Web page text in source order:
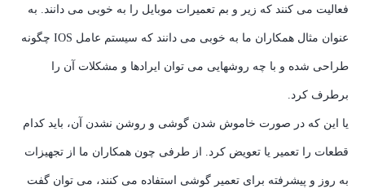
فعالیت می کنند که زیر و بم تعمیرات موبایل را به خوبی می دانند. به
عنوان مثال همکاران ما به خوبی می دانند که سیستم عامل IOS چگونه
طراحی شده و با چه روشهایی می توان ایرادها و مشکلات آن را
برطرف کرد.
یا این که در صورت خاموش شدن گوشی و روشن نشدن آن، باید کدام
قطعات را تعمیر یا تعویض کرد. از طرفی چون همکاران ما از تجهیزات
به روز و پیشرفته برای تعمیر گوشی استفاده می کنند، می توان گفت